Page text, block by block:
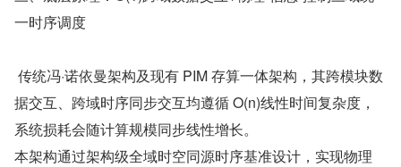
一时序调度
传统冯·诺依曼架构及现有 PIM 存算一体架构，其跨模块数
据交互、跨域时序同步交互均遵循 O(n)线性时间复杂度，
系统损耗会随计算规模同步线性增长。
本架构通过架构级全域时空同源时序基准设计，实现物理